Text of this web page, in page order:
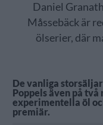
Daniel
Måssebäck är
ölserier, där
De vanliga
Poppels även på
experimentella öl
premiär.